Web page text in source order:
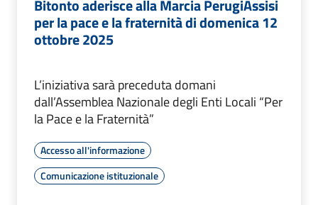
Bitonto aderisce alla Marcia PerugiAssisi
per la pace e la fraternità di domenica 12
ottobre 2025
L’iniziativa sarà preceduta domani
dall’Assemblea Nazionale degli Enti Locali “Per
la Pace e la Fraternità”
Accesso all'informazione
Comunicazione istituzionale